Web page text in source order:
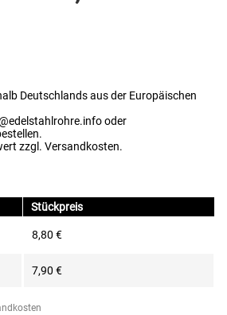
Deutschlands aus der Europäischen
oder
zzgl. Versandkosten.
Stückpreis
8,80 €
7,90 €